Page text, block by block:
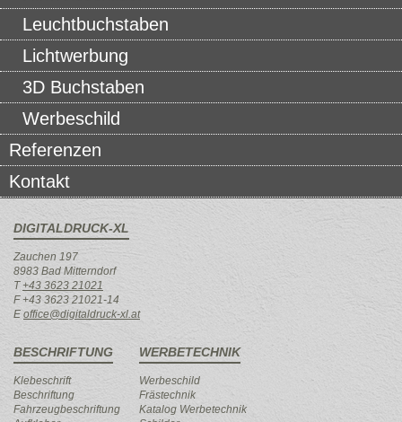
Leuchtbuchstaben
Lichtwerbung
3D Buchstaben
Werbeschild
Referenzen
Kontakt
DIGITALDRUCK-XL
Zauchen 197
8983 Bad Mitterndorf
T+43 3623 21021
F +43 3623 21021-14
E office@digitaldruck-xl.at
BESCHRIFTUNG
Klebeschrift
Beschriftung
Fahrzeugbeschriftung
WERBETECHNIK
Werbeschild
Frästechnik
Katalog Werbetechnik